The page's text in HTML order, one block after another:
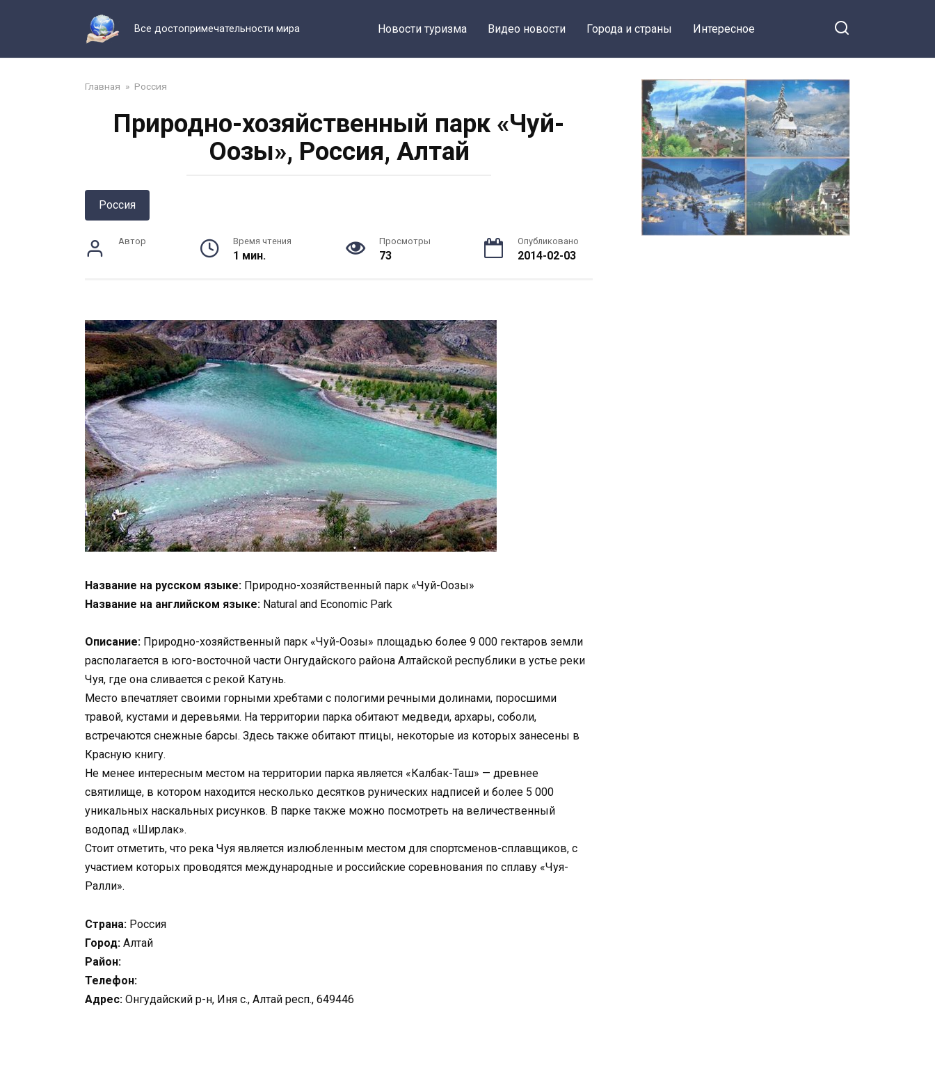
Все достопримечательности мира Новости туризма Видео новости Города и страны Интересное
Главная » Россия
Природно-хозяйственный парк «Чуй-
Оозы», Россия, Алтай
Россия
Автор Время чтения
1 мин.
Просмотры
73
Опубликовано
2014-02-03
Название на русском языке: Природно-хозяйственный парк «Чуй-Оозы»
Название на английском языке: Natural and Economic Park
Описание: Природно-хозяйственный парк «Чуй-Оозы» площадью более 9 000 гектаров земли
располагается в юго-восточной части Онгудайского района Алтайской республики в устье реки
Чуя, где она сливается с рекой Катунь.
Место впечатляет своими горными хребтами с пологими речными долинами, поросшими
травой, кустами и деревьями. На территории парка обитают медведи, архары, соболи,
встречаются снежные барсы. Здесь также обитают птицы, некоторые из которых занесены в
Красную книгу.
Не менее интересным местом на территории парка является «Калбак-Таш» — древнее
святилище, в котором находится несколько десятков рунических надписей и более 5 000
уникальных наскальных рисунков. В парке также можно посмотреть на величественный
водопад «Ширлак».
Стоит отметить, что река Чуя является излюбленным местом для спортсменов-сплавщиков, с
участием которых проводятся международные и российские соревнования по сплаву «Чуя-
Ралли».
Страна: Россия
Город: Алтай
Район:
Телефон:
Адрес: Онгудайский р-н, Иня с., Алтай респ., 649446